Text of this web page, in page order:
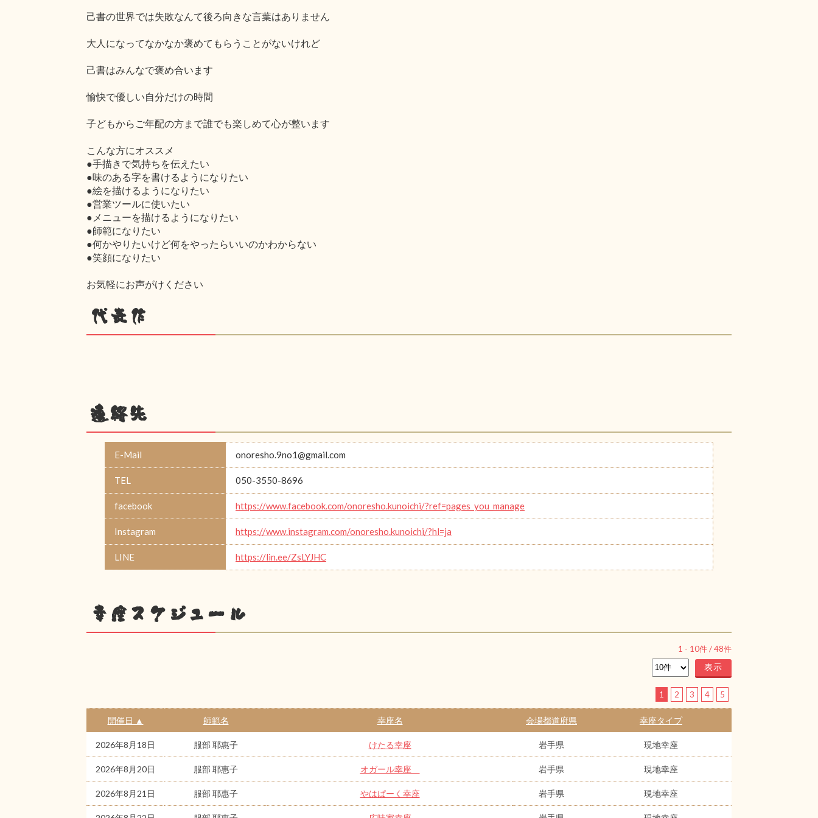
己書の世界では失敗なんて後ろ向きな言葉はありません
大人になってなかなか褒めてもらうことがないけれど
己書はみんなで褒め合います
愉快で優しい自分だけの時間
子どもからご年配の方まで誰でも楽しめて心が整います
こんな方にオススメ
●手描きで気持ちを伝えたい
●味のある字を書けるようになりたい
●絵を描けるようになりたい
●営業ツールに使いたい
●メニューを描けるようになりたい
●師範になりたい
●何かやりたいけど何をやったらいいのかわからない
●笑顔になりたい
お気軽にお声がけください
代表作
連絡先
E-Mail onoresho.9no1@gmail.com
TEL 050-3550-8696
facebook https://www.facebook.com/onoresho.kunoichi/?ref=pages_you_manage
Instagram https://www.instagram.com/onoresho.kunoichi/?hl=ja
LINE https://lin.ee/ZsLYJHC
幸座スケジュール
1 - 10件 /48件
1 2 3 4 5
開催日 ▲ 師範名 幸座名 会場都道府県 幸座タイプ
2026年8月18日 服部 耶惠子 けたる幸座 岩手県 現地幸座
2026年8月20日 服部 耶惠子 オガール幸座 岩手県 現地幸座
2026年8月21日 服部 耶惠子 やはぱーく幸座 岩手県 現地幸座